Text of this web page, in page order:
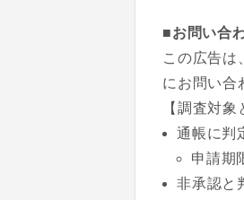
■お問い合
この広告は
にお問い合
【調査対
通帳に判
申請期
非承認と